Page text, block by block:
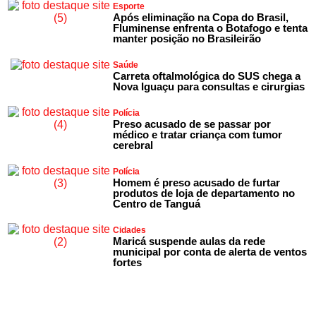
Esporte
Após eliminação na Copa do Brasil,
Fluminense enfrenta o Botafogo e tenta
manter posição no Brasileirão
Saúde
Carreta oftalmológica do SUS chega a
Nova Iguaçu para consultas e cirurgias
Polícia
Preso acusado de se passar por
médico e tratar criança com tumor
cerebral
Polícia
Homem é preso acusado de furtar
produtos de loja de departamento no
Centro de Tanguá
Cidades
Maricá suspende aulas da rede
municipal por conta de alerta de ventos
fortes